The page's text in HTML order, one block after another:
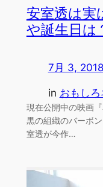
安室透は実
や誕生日は
7月 3, 2018
in おもしろ
現在公開中の映画
黒の組織のバーボ
室透が今作…